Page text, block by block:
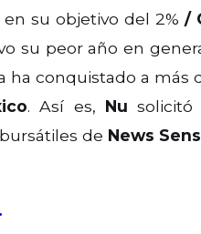
su objetivo del 2% /
su peor año en
ha conquistado a más
. Así es, Nu
de News